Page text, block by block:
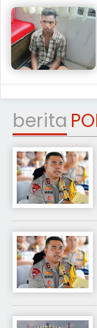
berita